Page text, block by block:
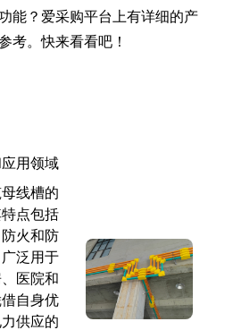
能？爱采购平台上有详细的产
考。快来看看吧！
用领域
线槽的
点包括
火和防
泛用于
医院和
自身优
供应的